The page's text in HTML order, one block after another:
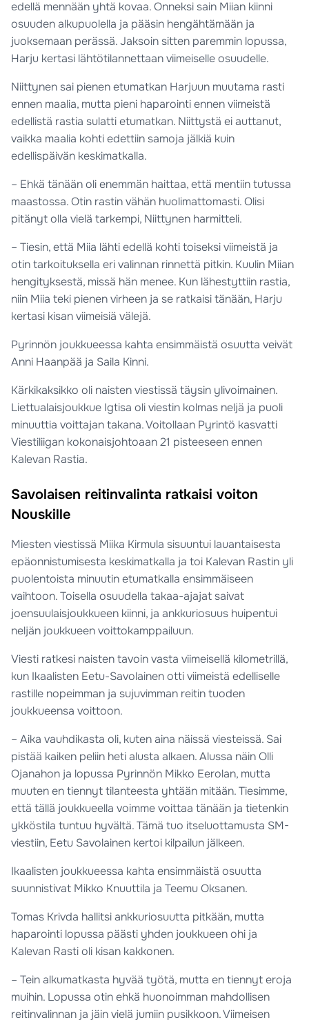
edellä mennään yhtä kovaa. Onneksi sain Miian kiinni
osuuden alkupuolella ja pääsin hengähtämään ja
juoksemaan perässä. Jaksoin sitten paremmin lopussa,
Harju kertasi lähtötilannettaan viimeiselle osuudelle.
Niittynen sai pienen etumatkan Harjuun muutama rasti
ennen maalia, mutta pieni haparointi ennen viimeistä
edellistä rastia sulatti etumatkan. Niittystä ei auttanut,
vaikka maalia kohti edettiin samoja jälkiä kuin
edellispäivän keskimatkalla.
– Ehkä tänään oli enemmän haittaa, että mentiin tutussa
maastossa. Otin rastin vähän huolimattomasti. Olisi
pitänyt olla vielä tarkempi, Niittynen harmitteli.
– Tiesin, että Miia lähti edellä kohti toiseksi viimeistä ja
otin tarkoituksella eri valinnan rinnettä pitkin. Kuulin Miian
hengityksestä, missä hän menee. Kun lähestyttiin rastia,
niin Miia teki pienen virheen ja se ratkaisi tänään, Harju
kertasi kisan viimeisiä välejä.
Pyrinnön joukkueessa kahta ensimmäistä osuutta veivät
Anni Haanpää ja Saila Kinni.
Kärkikaksikko oli naisten viestissä täysin ylivoimainen.
Liettualaisjoukkue Igtisa oli viestin kolmas neljä ja puoli
minuuttia voittajan takana. Voitollaan Pyrintö kasvatti
Viestiliigan kokonaisjohtoaan 21 pisteeseen ennen
Kalevan Rastia.
Savolaisen reitinvalinta ratkaisi voiton
Nouskille
Miesten viestissä Miika Kirmula sisuuntui lauantaisesta
epäonnistumisesta keskimatkalla ja toi Kalevan Rastin yli
puolentoista minuutin etumatkalla ensimmäiseen
vaihtoon. Toisella osuudella takaa-ajajat saivat
joensuulaisjoukkueen kiinni, ja ankkuriosuus huipentui
neljän joukkueen voittokamppailuun.
Viesti ratkesi naisten tavoin vasta viimeisellä kilometrillä,
kun Ikaalisten Eetu-Savolainen otti viimeistä edelliselle
rastille nopeimman ja sujuvimman reitin tuoden
joukkueensa voittoon.
– Aika vauhdikasta oli, kuten aina näissä viesteissä. Sai
pistää kaiken peliin heti alusta alkaen. Alussa näin Olli
Ojanahon ja lopussa Pyrinnön Mikko Eerolan, mutta
muuten en tiennyt tilanteesta yhtään mitään. Tiesimme,
että tällä joukkueella voimme voittaa tänään ja tietenkin
ykköstila tuntuu hyvältä. Tämä tuo itseluottamusta SM-
viestiin, Eetu Savolainen kertoi kilpailun jälkeen.
Ikaalisten joukkueessa kahta ensimmäistä osuutta
suunnistivat Mikko Knuuttila ja Teemu Oksanen.
Tomas Krivda hallitsi ankkuriosuutta pitkään, mutta
haparointi lopussa päästi yhden joukkueen ohi ja
Kalevan Rasti oli kisan kakkonen.
– Tein alkumatkasta hyvää työtä, mutta en tiennyt eroja
muihin. Lopussa otin ehkä huonoimman mahdollisen
reitinvalinnan ja jäin vielä jumiin pusikkoon. Viimeisen